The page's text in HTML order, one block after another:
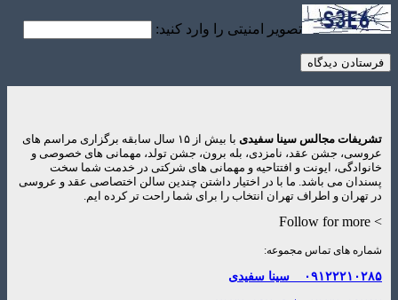
تصویر امنیتی را وارد کنید:
مجالس سینا سفیدی
با بیش از ۱۵ سال سابقه برگزاری مراسم های
جشن عقد، نامزدی، بله برون، جشن تولد، مهمانی های خصوصی و
ایونت و افتتاحیه و مهمانی های شرکتی در خدمت شما سخت
می باشد. ما با در اختیار داشتن چندین سالن اختصاصی عقد و عروسی
و اطراف تهران انتخاب را برای شما راحت تر کرده ایم.
های تماس مجموعه:
سینا سفیدی